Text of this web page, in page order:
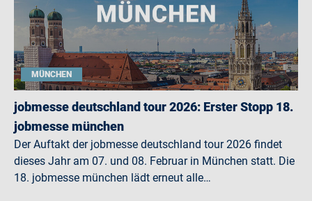
MÜNCHEN
jobmesse deutschland tour 2026: Erster Stopp 18.
jobmesse münchen
Der Auftakt der jobmesse deutschland tour 2026 findet
dieses Jahr am 07. und 08. Februar in München statt. Die
18. jobmesse münchen lädt erneut alle…